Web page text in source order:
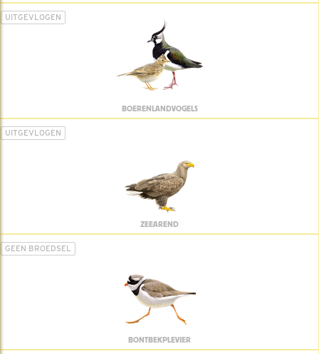
UITGEVLOGEN
BOERENLANDVOGELS
UITGEVLOGEN
ZEEAREND
GEEN BROEDSEL
BONTBEKPLEVIER